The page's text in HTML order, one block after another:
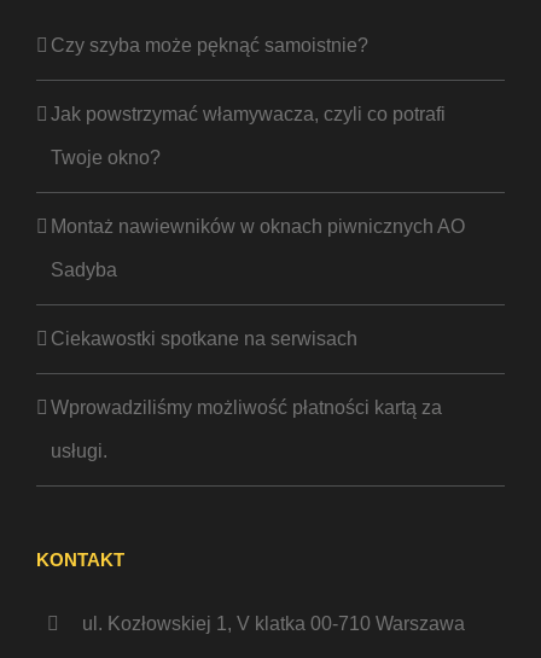
Czy szyba może pęknąć samoistnie?
Jak powstrzymać włamywacza, czyli co potrafi
Twoje okno?
Montaż nawiewników w oknach piwnicznych AO
Sadyba
Ciekawostki spotkane na serwisach
Wprowadziliśmy możliwość płatności kartą za
usługi.
KONTAKT
ul. Kozłowskiej 1, V klatka 00-710 Warszawa